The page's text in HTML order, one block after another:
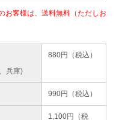
お客様は、送料無料（ただしお
兵庫)
880円（税込）
990円（税込）
1,100円（税